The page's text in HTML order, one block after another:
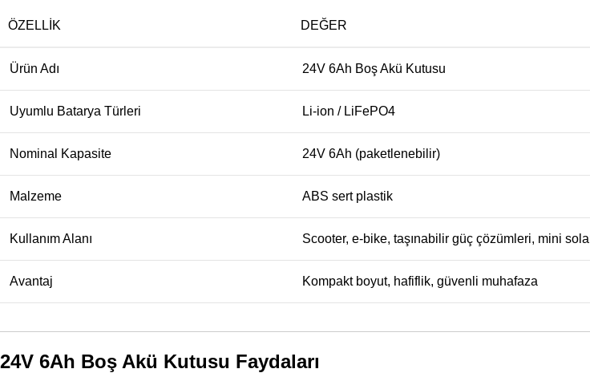
ÖZELLIK DEĞER
Ürün Adı 24V 6Ah Boş Akü Kutusu
Uyumlu Batarya Türleri Li-ion / LiFePO4
Nominal Kapasite 24V 6Ah (paketlenebilir)
Malzeme ABS sert plastik
Kullanım Alanı Scooter, e-bike, taşınabilir güç çözümleri, mini
Avantaj Kompakt boyut, hafiflik, güvenli muhafaza
24V 6Ah Boş Akü Kutusu Faydaları